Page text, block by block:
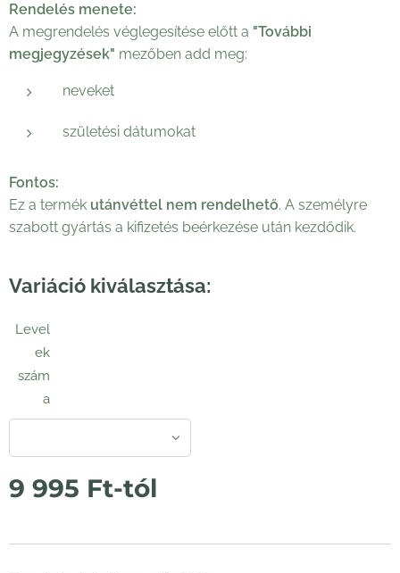
Rendelés menete:
A megrendelés véglegesítése előtt a "További
megjegyzések" mezőben add meg:
neveket
születési dátumokat
Fontos:
Ez a termék utánvéttel nem rendelhető. A személyre
szabott gyártás a kifizetés beérkezése után kezdődik.
Variáció kiválasztása:
Level
ek
szám
a
9 995 Ft-tól